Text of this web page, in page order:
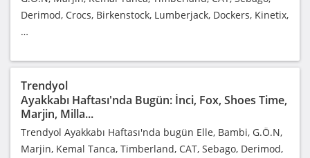
Derimod, Crocs, Birkenstock, Lumberjack, Dockers, Kinetix,
…
Trendyol
Ayakkabı Haftası'nda Bugün: İnci, Fox, Shoes Time,
Marjin, Milla...
Trendyol Ayakkabı Haftası'nda bugün Elle, Bambi, G.Ö.N,
Marjin, Kemal Tanca, Timberland, CAT, Sebago, Derimod,